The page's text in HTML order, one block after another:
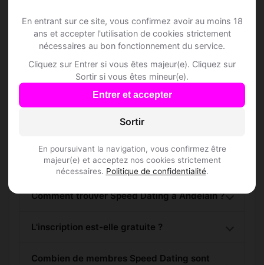
En entrant sur ce site, vous confirmez avoir au moins 18
ans et accepter l'utilisation de cookies strictement
nécessaires au bon fonctionnement du service.
Cliquez sur Entrer si vous êtes majeur(e). Cliquez sur
Sortir si vous êtes mineur(e).
Entrer et accepter
Sortir
En poursuivant la navigation, vous confirmez être
majeur(e) et acceptez nos cookies strictement
nécessaires. Politique de confidentialité.
alentours !
S'inscrire gratuitement
Questions fréquentes
Comment trouver Speed Dating à Andelain ?
L'inscription est-elle gratuite ?
Combien de membres Speed Dating sont